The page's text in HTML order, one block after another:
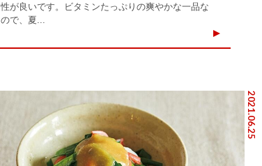
性が良いです。ビタミンたっぷりの爽やかな一品な
ので、夏...
2021.06.25